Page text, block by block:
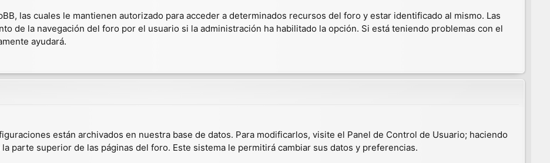
las cuales le mantienen autorizado para acceder a determinados recursos del foro y estar identificado al mismo. Las
de la navegación del foro por el usuario si la administración ha habilitado la opción. Si está teniendo problemas con el
ayudará.
están archivados en nuestra base de datos. Para modificarlos, visite el Panel de Control de Usuario; haciendo
parte superior de las páginas del foro. Este sistema le permitirá cambiar sus datos y preferencias.